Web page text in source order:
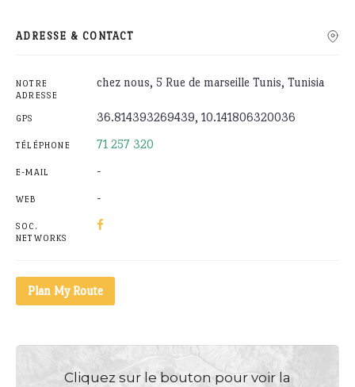
ADRESSE & CONTACT
NOTRE
ADRESSE
chez nous, 5 Rue de marseille Tunis, Tunisia
GPS 36.814393269439, 10.141806320036
TÉLÉPHONE 71 257 320
E-MAIL -
WEB -
SOC.
NETWORKS
Plan My Route
Cliquez sur le bouton pour voir la